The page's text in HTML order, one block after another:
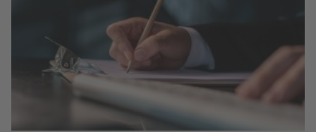
klimaat te creëren. Met de
onderstaande – op onderzoek
gebaseerde – adviezen, helpen we
je op weg.